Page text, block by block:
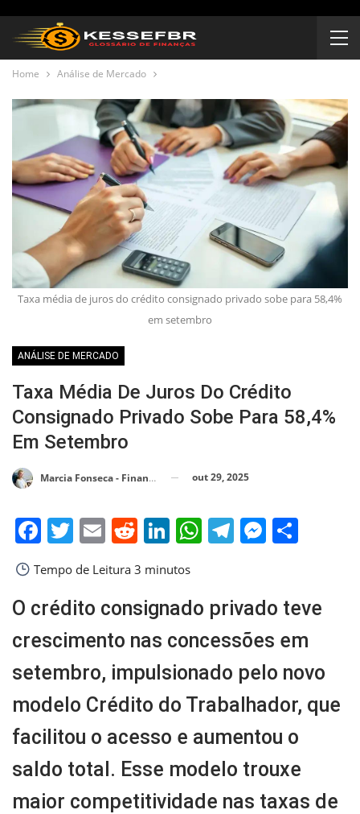
Home Análise de Mercado
Taxa média de juros do crédito consignado privado sobe para 58,4%
em setembro
ANÁLISE DE MERCADO
Taxa Média De Juros Do Crédito
Consignado Privado Sobe Para 58,4%
Em Setembro
Marcia Fonseca - Financial Consultant out 29, 2025
Facebook
Twitter
EmailReddit
LinkedIn
WhatsApp
Telegram
Tempo de Leitura 3 minutos
O crédito consignado privado teve
crescimento nas concessões em
setembro, impulsionado pelo novo
modelo Crédito do Trabalhador, que
facilitou o acesso e aumentou o
saldo total. Esse modelo trouxe
maior competitividade nas taxas de